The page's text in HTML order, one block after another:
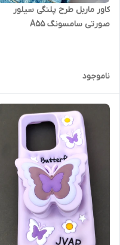
کاور ماربل طرح پلنگی سیلور
صورتی سامسونگ A55
ناموجود